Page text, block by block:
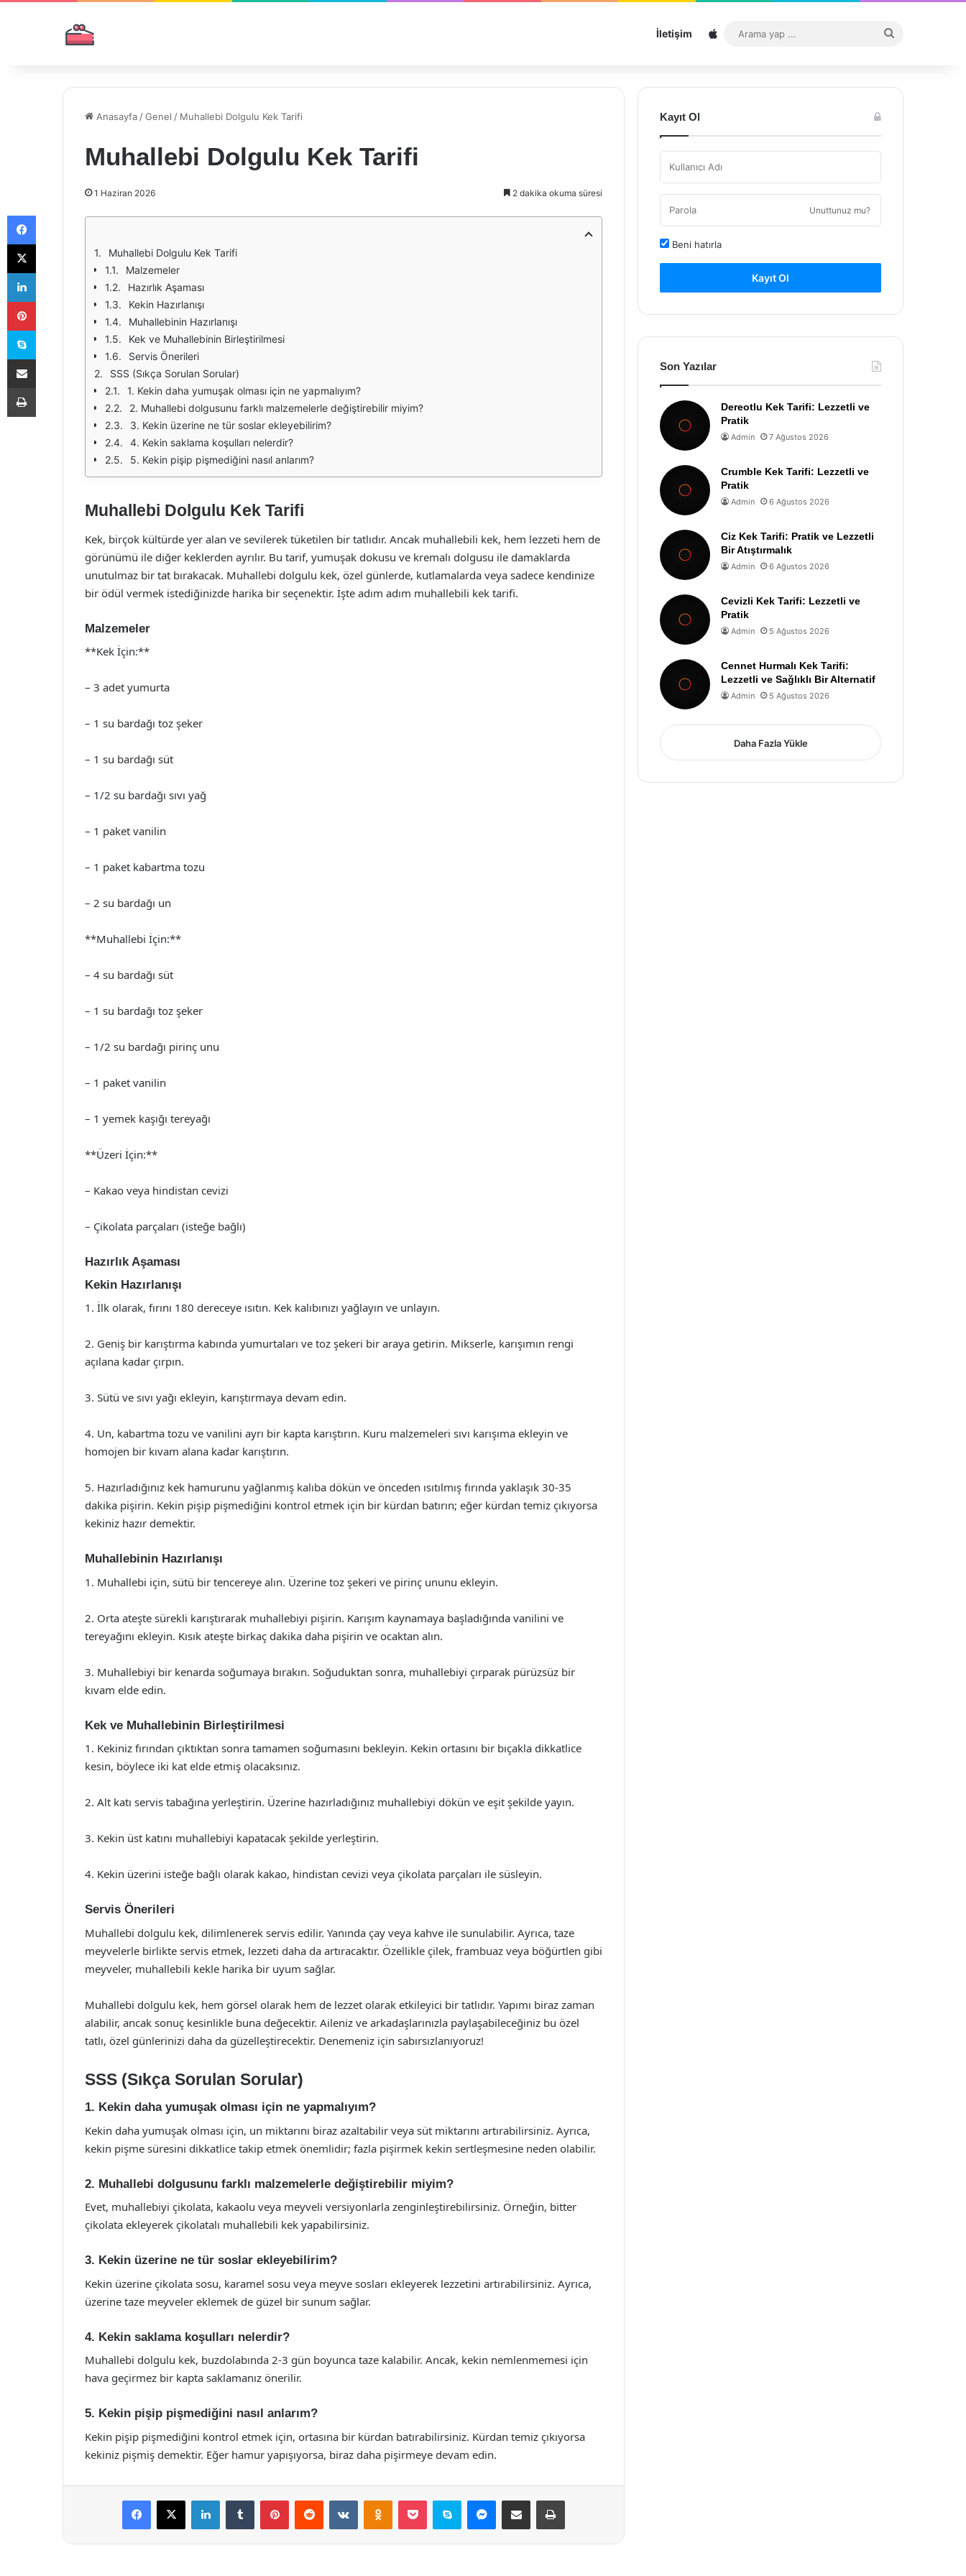
İletişim Sitemap
...
Anasayfa /Genel / Muhallebi Dolgulu Kek Tarifi
Muhallebi Dolgulu Kek Tarifi
1 Haziran 2026 2 dakika okuma süresi
Muhallebi Dolgulu Kek Tarifi
Malzemeler
Hazırlık Aşaması
Kekin Hazırlanışı
Muhallebinin Hazırlanışı
Kek ve Muhallebinin Birleştirilmesi
Servis Önerileri
SSS (Sıkça Sorulan Sorular)
1. Kekin daha yumuşak olması için ne yapmalıyım?
2. Muhallebi dolgusunu farklı malzemelerle değiştirebilir miyim?
3. Kekin üzerine ne tür soslar ekleyebilirim?
4. Kekin saklama koşulları nelerdir?
5. Kekin pişip pişmediğini nasıl anlarım?
Muhallebi Dolgulu Kek Tarifi
Kek, birçok kültürde yer alan ve sevilerek tüketilen bir tatlıdır. Ancak muhallebili kek, hem lezzeti hem de
görünümü ile diğer keklerden ayrılır. Bu tarif, yumuşak dokusu ve kremalı dolgusu ile damaklarda
unutulmaz bir tat bırakacak. Muhallebi dolgulu kek, özel günlerde, kutlamalarda veya sadece kendinize
bir ödül vermek istediğinizde harika bir seçenektir. İşte adım adım muhallebili kek tarifi.
Malzemeler
**Kek İçin:**
– 3 adet yumurta
– 1 su bardağı toz şeker
– 1 su bardağı süt
– 1/2 su bardağı sıvı yağ
– 1 paket vanilin
– 1 paket kabartma tozu
– 2 su bardağı un
**Muhallebi İçin:**
– 4 su bardağı süt
– 1 su bardağı toz şeker
– 1/2 su bardağı pirinç unu
– 1 paket vanilin
– 1 yemek kaşığı tereyağı
**Üzeri İçin:**
– Kakao veya hindistan cevizi
– Çikolata parçaları (isteğe bağlı)
Hazırlık Aşaması
Kekin Hazırlanışı
1. İlk olarak, fırını 180 dereceye ısıtın. Kek kalıbınızı yağlayın ve unlayın.
2. Geniş bir karıştırma kabında yumurtaları ve toz şekeri bir araya getirin. Mikserle, karışımın rengi
açılana kadar çırpın.
3. Sütü ve sıvı yağı ekleyin, karıştırmaya devam edin.
4. Un, kabartma tozu ve vanilini ayrı bir kapta karıştırın. Kuru malzemeleri sıvı karışıma ekleyin ve
homojen bir kıvam alana kadar karıştırın.
5. Hazırladığınız kek hamurunu yağlanmış kalıba dökün ve önceden ısıtılmış fırında yaklaşık 30-35
dakika pişirin. Kekin pişip pişmediğini kontrol etmek için bir kürdan batırın; eğer kürdan temiz çıkıyorsa
kekiniz hazır demektir.
Muhallebinin Hazırlanışı
1. Muhallebi için, sütü bir tencereye alın. Üzerine toz şekeri ve pirinç ununu ekleyin.
2. Orta ateşte sürekli karıştırarak muhallebiyi pişirin. Karışım kaynamaya başladığında vanilini ve
tereyağını ekleyin. Kısık ateşte birkaç dakika daha pişirin ve ocaktan alın.
3. Muhallebiyi bir kenarda soğumaya bırakın. Soğuduktan sonra, muhallebiyi çırparak pürüzsüz bir
kıvam elde edin.
Kek ve Muhallebinin Birleştirilmesi
1. Kekiniz fırından çıktıktan sonra tamamen soğumasını bekleyin. Kekin ortasını bir bıçakla dikkatlice
kesin, böylece iki kat elde etmiş olacaksınız.
2. Alt katı servis tabağına yerleştirin. Üzerine hazırladığınız muhallebiyi dökün ve eşit şekilde yayın.
3. Kekin üst katını muhallebiyi kapatacak şekilde yerleştirin.
4. Kekin üzerini isteğe bağlı olarak kakao, hindistan cevizi veya çikolata parçaları ile süsleyin.
Servis Önerileri
Muhallebi dolgulu kek, dilimlenerek servis edilir. Yanında çay veya kahve ile sunulabilir. Ayrıca, taze
meyvelerle birlikte servis etmek, lezzeti daha da artıracaktır. Özellikle çilek, frambuaz veya böğürtlen gibi
meyveler, muhallebili kekle harika bir uyum sağlar.
Muhallebi dolgulu kek, hem görsel olarak hem de lezzet olarak etkileyici bir tatlıdır. Yapımı biraz zaman
alabilir, ancak sonuç kesinlikle buna değecektir. Aileniz ve arkadaşlarınızla paylaşabileceğiniz bu özel
tatlı, özel günlerinizi daha da güzelleştirecektir. Denemeniz için sabırsızlanıyoruz!
SSS (Sıkça Sorulan Sorular)
1. Kekin daha yumuşak olması için ne yapmalıyım?
Kekin daha yumuşak olması için, un miktarını biraz azaltabilir veya süt miktarını artırabilirsiniz. Ayrıca,
kekin pişme süresini dikkatlice takip etmek önemlidir; fazla pişirmek kekin sertleşmesine neden olabilir.
2. Muhallebi dolgusunu farklı malzemelerle değiştirebilir miyim?
Evet, muhallebiyi çikolata, kakaolu veya meyveli versiyonlarla zenginleştirebilirsiniz. Örneğin, bitter
çikolata ekleyerek çikolatalı muhallebili kek yapabilirsiniz.
3. Kekin üzerine ne tür soslar ekleyebilirim?
Kekin üzerine çikolata sosu, karamel sosu veya meyve sosları ekleyerek lezzetini artırabilirsiniz. Ayrıca,
üzerine taze meyveler eklemek de güzel bir sunum sağlar.
4. Kekin saklama koşulları nelerdir?
Muhallebi dolgulu kek, buzdolabında 2-3 gün boyunca taze kalabilir. Ancak, kekin nemlenmemesi için
hava geçirmez bir kapta saklamanız önerilir.
5. Kekin pişip pişmediğini nasıl anlarım?
Kekin pişip pişmediğini kontrol etmek için, ortasına bir kürdan batırabilirsiniz. Kürdan temiz çıkıyorsa
kekiniz pişmiş demektir. Eğer hamur yapışıyorsa, biraz daha pişirmeye devam edin.
Facebook
X LinkedInTumblr PinterestReddit VKontakteOdnoklassniki
Pocket Skype Messenger
E-Posta ile paylaş Yazdır
Kayıt Ol
Unuttunuz mu?
Beni hatırla
Kayıt Ol
Son Yazılar
Dereotlu Kek Tarifi: Lezzetli ve
Pratik
Admin 7 Ağustos 2026
Crumble Kek Tarifi: Lezzetli ve
Pratik
Admin 6 Ağustos 2026
Ciz Kek Tarifi: Pratik ve Lezzetli
Bir Atıştırmalık
Admin 6 Ağustos 2026
Cevizli Kek Tarifi: Lezzetli ve
Pratik
Admin 5 Ağustos 2026
Cennet Hurmalı Kek Tarifi:
Lezzetli ve Sağlıklı Bir Alternatif
Admin 5 Ağustos 2026
Daha Fazla Yükle
Facebook
X
LinkedIn
Pinterest
Skype
E-Posta ile paylaş